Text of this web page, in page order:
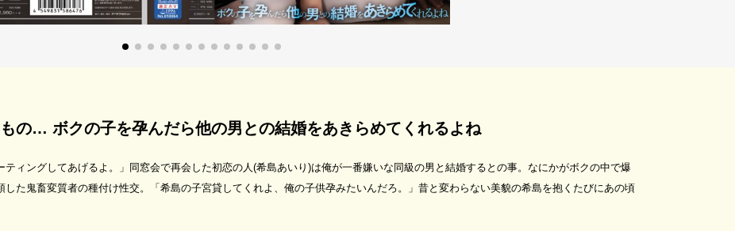
の… ボクの子を孕んだら他の男との結婚をあきらめてくれるよね
ティングしてあげるよ。」同窓会で再会した初恋の人(希島あいり)は俺が一番嫌いな同級の男と結婚するとの事。なにかがボクの中で爆
た鬼畜変質者の種付け性交。「希島の子宮貸してくれよ、俺の子供孕みたいんだろ。」昔と変わらない美貌の希島を抱くたびにあの頃